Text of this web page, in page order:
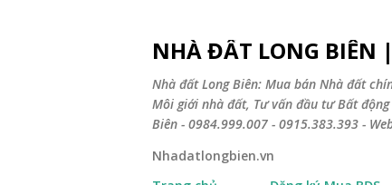
NHÀ ĐẤT LONG BIÊN
Nhà đất Long Biên: Mua bán Nhà đất
Môi giới nhà đất, Tư vấn đầu tư Bất
Biên - 0984.999.007 - 0915.383.393 -
Nhadatlongbien.vn